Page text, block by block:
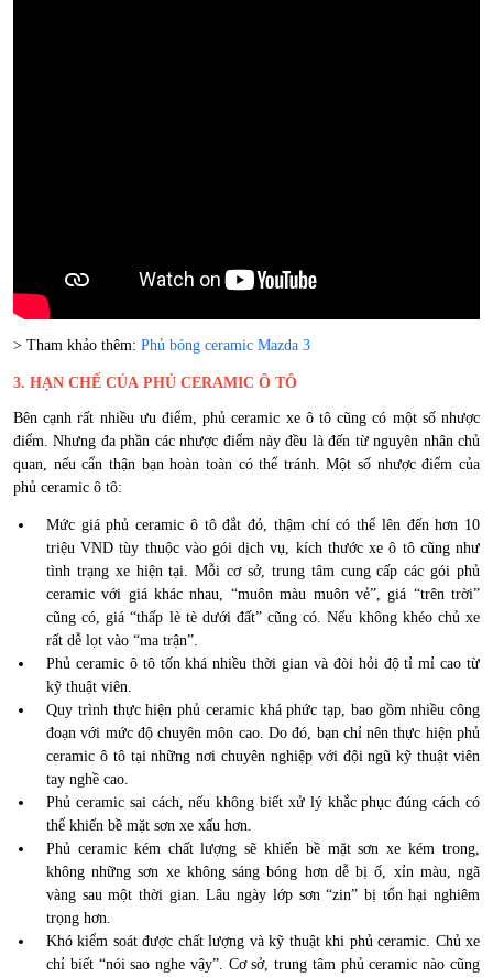
> Tham khảo thêm: Phủ bóng ceramic Mazda 3
3. HẠN CHẾ CỦA PHỦ CERAMIC Ô TÔ
Bên cạnh rất nhiều ưu điểm, phủ ceramic xe ô tô cũng có một số nhược
điểm. Nhưng đa phần các nhược điểm này đều là đến từ nguyên nhân chủ
quan, nếu cẩn thận bạn hoàn toàn có thể tránh. Một số nhược điểm của
phủ ceramic ô tô:
Mức giá phủ ceramic ô tô đắt đỏ, thậm chí có thể lên đến hơn 10
triệu VND tùy thuộc vào gói dịch vụ, kích thước xe ô tô cũng như
tình trạng xe hiện tại. Mỗi cơ sở, trung tâm cung cấp các gói phủ
ceramic với giá khác nhau, “muôn màu muôn vẻ”, giá “trên trời”
cũng có, giá “thấp lè tè dưới đất” cũng có. Nếu không khéo chủ xe
rất dễ lọt vào “ma trận”.
Phủ ceramic ô tô tốn khá nhiều thời gian và đòi hỏi độ tỉ mỉ cao từ
kỹ thuật viên.
Quy trình thực hiện phủ ceramic khá phức tạp, bao gồm nhiều công
đoạn với mức độ chuyên môn cao. Do đó, bạn chỉ nên thực hiện phủ
ceramic ô tô tại những nơi chuyên nghiệp với đội ngũ kỹ thuật viên
tay nghề cao.
Phủ ceramic sai cách, nếu không biết xử lý khắc phục đúng cách có
thể khiến bề mặt sơn xe xấu hơn.
Phủ ceramic kém chất lượng sẽ khiến bề mặt sơn xe kém trong,
không những sơn xe không sáng bóng hơn dễ bị ố, xỉn màu, ngã
vàng sau một thời gian. Lâu ngày lớp sơn “zin” bị tổn hại nghiêm
trọng hơn.
Khó kiểm soát được chất lượng và kỹ thuật khi phủ ceramic. Chủ xe
chỉ biết “nói sao nghe vậy”. Cơ sở, trung tâm phủ ceramic nào cũng